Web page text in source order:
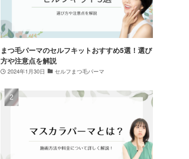
まつ毛パーマのセルフキットおすすめ5選！選び
方や注意点を解説
2024年1月30日 セルフまつ毛パーマ